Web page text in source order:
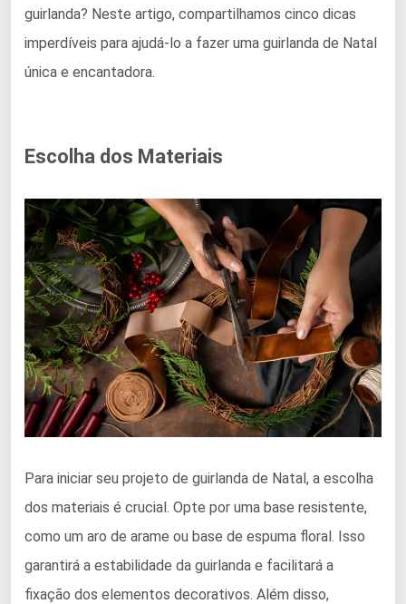
guirlanda? Neste artigo, compartilhamos cinco dicas
imperdíveis para ajudá-lo a fazer uma guirlanda de Natal
única e encantadora.
Escolha dos Materiais
Para iniciar seu projeto de guirlanda de Natal, a escolha
dos materiais é crucial. Opte por uma base resistente,
como um aro de arame ou base de espuma floral. Isso
garantirá a estabilidade da guirlanda e facilitará a
fixação dos elementos decorativos. Além disso,